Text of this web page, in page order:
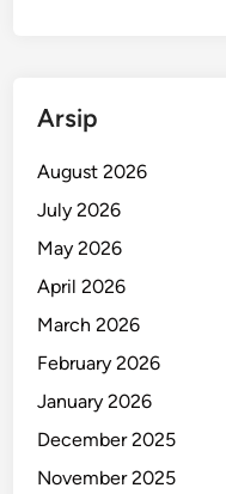
d
i
s
i
Arsip
August 2026
July 2026
May 2026
April 2026
March 2026
February 2026
January 2026
December 2025
November 2025